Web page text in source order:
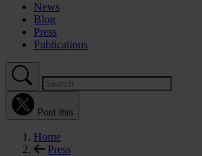
News
Blog
Press
Publications
Post this
Home
Press